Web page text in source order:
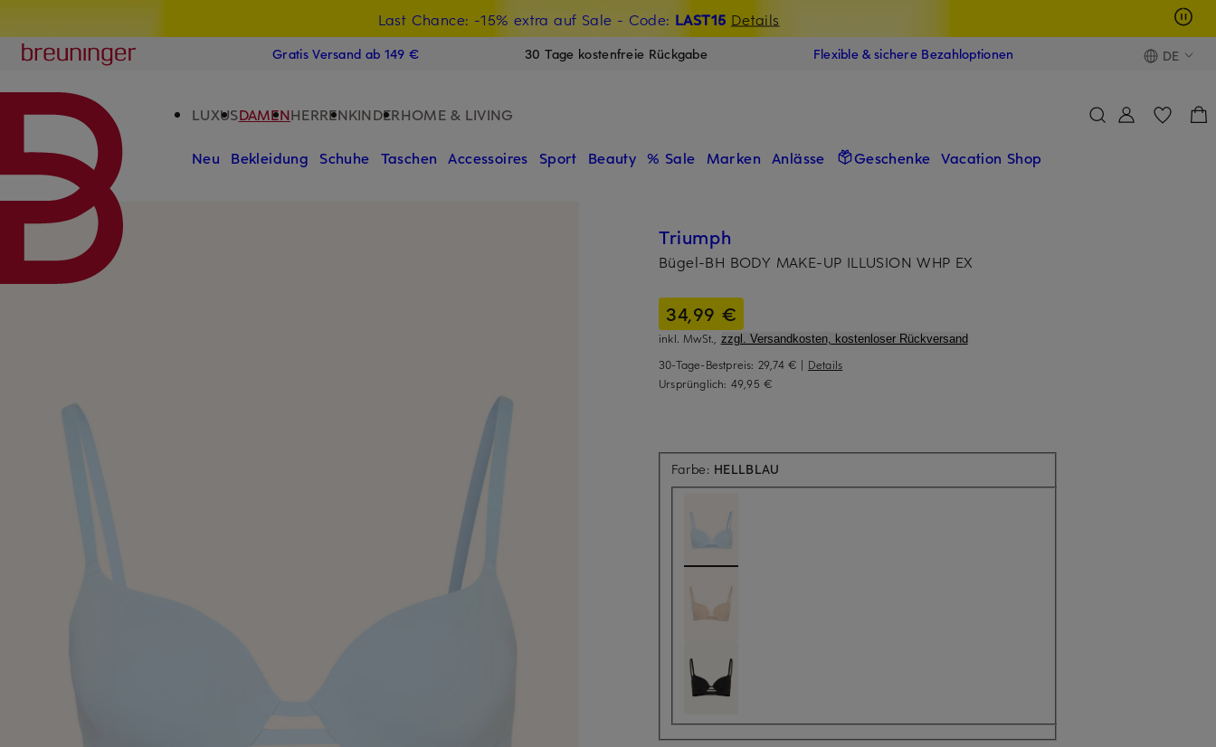
Last Chance: -15% extra auf Sale - Code: LAST15 Details
15€-Willkommensgutschein mit Beyond sichern
Breuninger
Gratis Versand ab 149 € 30 Tage kostenfreie Rückgabe Flexible & sichere Bezahloptionen DE
LUXUSDAMENHERRENKINDERHOME & LIVING
Neu Bekleidung Schuhe Taschen Accessoires Sport Beauty % Sale Marken Anlässe Geschenke Vacation Shop
Triumph
Bügel-BH BODY MAKE-UP ILLUSION WHP EX
34,99 €
inkl. MwSt., zzgl. Versandkosten, kostenloser Rückversand
30-Tage-Bestpreis: 29,74 € | Details
Ursprünglich: 49,95 €
Farbe: HELLBLAU